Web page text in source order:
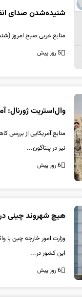
شنیده‌شدن صدای
منابع عربی صبح امروز
5 روز پیش
وال‌استریت ژورنال:
منابع آمریکایی از بررسی
نیز در پنتاگون...
6 روز پیش
هیچ شهروند چینی
وزارت امور خارجه چین
این کشور در...
6 روز پیش